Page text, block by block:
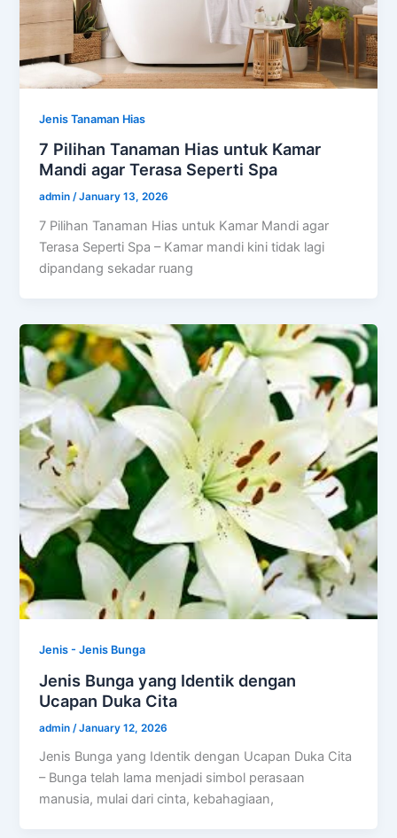
Jenis Tanaman Hias
7 Pilihan Tanaman Hias untuk Kamar
Mandi agar Terasa Seperti Spa
admin/January 13, 2026
7 Pilihan Tanaman Hias untuk Kamar Mandi agar
Terasa Seperti Spa – Kamar mandi kini tidak lagi
dipandang sekadar ruang
Jenis - Jenis Bunga
Jenis Bunga yang Identik dengan
Ucapan Duka Cita
admin /January 12, 2026
Jenis Bunga yang Identik dengan Ucapan Duka Cita
– Bunga telah lama menjadi simbol perasaan
manusia, mulai dari cinta, kebahagiaan,